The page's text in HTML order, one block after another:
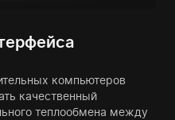
компьютеров
качественный
теплообмена между